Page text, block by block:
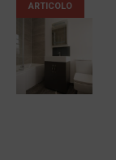
ARTICOLO